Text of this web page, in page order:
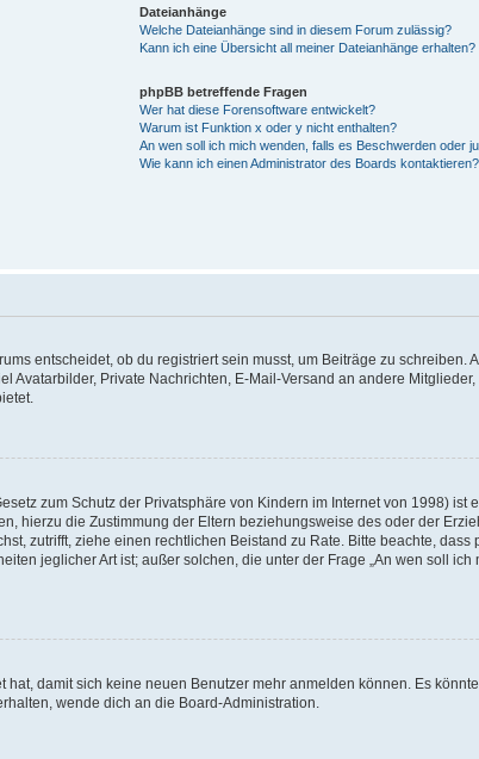
Dateianhänge
Welche Dateianhänge sind in diesem Forum zulässig?
Kann ich eine Übersicht all meiner Dateianhänge erhalten?
phpBB betreffende Fragen
Wer hat diese Forensoftware entwickelt?
Warum ist Funktion x oder y nicht enthalten?
An wen soll ich mich wenden, falls es Beschwerden oder
Wie kann ich einen Administrator des Boards kontaktieren?
entscheidet, ob du registriert sein musst, um Beiträge zu schreiben.
Avatarbilder, Private Nachrichten, E-Mail-Versand an andere
zum Schutz der Privatsphäre von Kindern im Internet von 1998) ist
hierzu die Zustimmung der Eltern beziehungsweise des oder der
zutrifft, ziehe einen rechtlichen Beistand zu Rate. Bitte beachte,
jeglicher Art ist; außer solchen, die unter der Frage „An wen soll
damit sich keine neuen Benutzer mehr anmelden können. Es
wende dich an die Board-Administration.